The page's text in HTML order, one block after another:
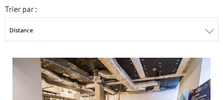
€ €
Surface min
m²
Surface max
m²
Type de location
Trier par :